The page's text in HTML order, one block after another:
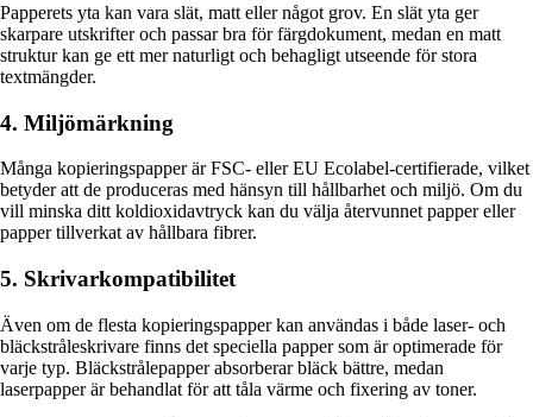
Papperets yta kan vara slät, matt eller något grov. En slät yta ger
skarpare utskrifter och passar bra för färgdokument, medan en matt
struktur kan ge ett mer naturligt och behagligt utseende för stora
textmängder.
4. Miljömärkning
Många kopieringspapper är FSC- eller EU Ecolabel-certifierade, vilket
betyder att de produceras med hänsyn till hållbarhet och miljö. Om du
vill minska ditt koldioxidavtryck kan du välja återvunnet papper eller
papper tillverkat av hållbara fibrer.
5. Skrivarkompatibilitet
Även om de flesta kopieringspapper kan användas i både laser- och
bläckstråleskrivare finns det speciella papper som är optimerade för
varje typ. Bläckstrålepapper absorberar bläck bättre, medan
laserpapper är behandlat för att tåla värme och fixering av toner.